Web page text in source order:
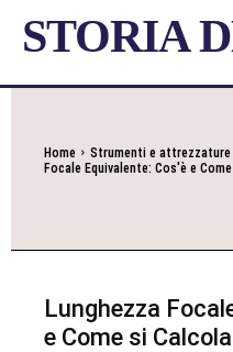
STORIA
Home Strumenti e attrezzature
Focale Equivalente: Cos'è e
Lunghezza
e Come si Calcola